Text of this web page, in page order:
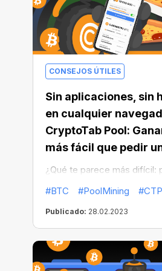
CONSEJOS ÚTILES
Sin aplicaciones, sin
en cualquier
CryptoTab Pool:
más fácil que pedir
¿Qué te parece más difícil:
industria de las
asocia con tecnología
infinito de monedas y, por
costosas granjas de
espera, de hecho, ¡la
#BTC #PoolMining
Publicado: 28.02.2023